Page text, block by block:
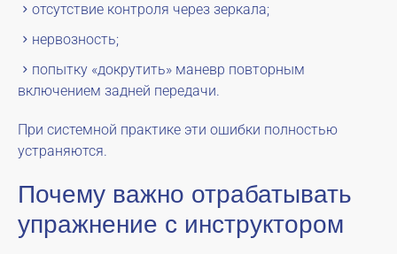
отсутствие контроля через зеркала;
нервозность;
попытку «докрутить» маневр повторным
включением задней передачи.
При системной практике эти ошибки полностью
устраняются.
Почему важно отрабатывать
упражнение с инструктором